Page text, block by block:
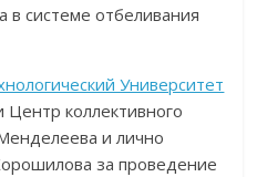
в системе отбеливания
Университет
коллективного
и лично
за проведение